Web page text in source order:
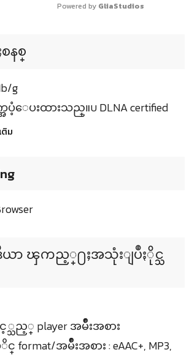
Powered by GliaStudios
စနစ္
g
ေပးထားသည္။บ DLNA certified
ติม
ယာ ၾကည့္႐ႈအသုံးျပဳႏိုင္သ
သည့္ player အမ်ဳိးအစား
အမ်ဳိးအစား : eAAC+, MP3,